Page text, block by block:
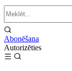
Abonēšana
Autorizēties